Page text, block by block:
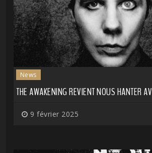
News
THE AWAKENING REVIENT NOUS HANTER
9 février 2025